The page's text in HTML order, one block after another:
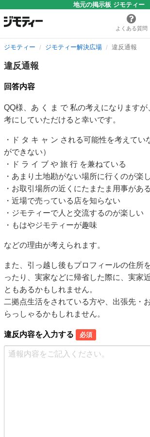
地元の掲示板 ジモティー
よくある質問
ジモティー ジモティー解決広場 違反通報
違反通報
回答内容
QQ様、あ く ま で 私の考えになります
考にしていただけると幸いです。
・ド タ キ ャ ン される可能性を考えてい
ができない）
・ド ラ イ ブ や 旅 行 を兼ねている
・あまり土地勘がない場所に行くのが楽
・お取引場所の近くにたまたま用事がある
・近場で売っている店を知らない
・ジモティーで人と交流するのが楽しい
・もはやジモティーが趣味
などの理由が考えられます。
また、引っ越し後もプロフィールの住所
ったり、実家などに帰省した際に、実家
ともあるかもしれません。
二拠点生活をされている方や、出張先・
らっしゃるかもしれません。
違反内容を入力する 必須